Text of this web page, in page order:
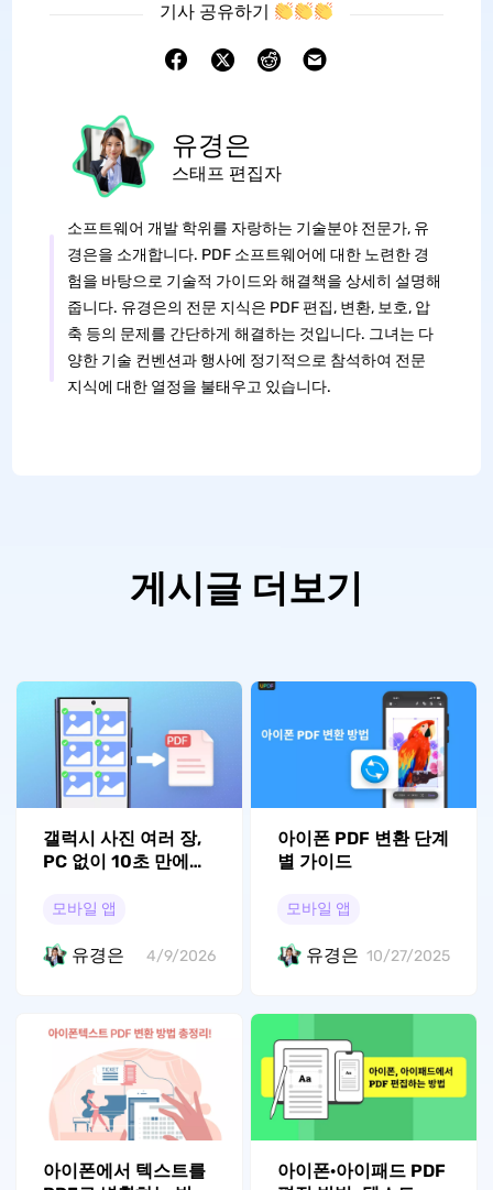
기사 공유하기
유경은
스태프 편집자
소프트웨어 개발 학위를 자랑하는 기술분야 전문가, 유
경은을 소개합니다. PDF 소프트웨어에 대한 노련한 경
험을 바탕으로 기술적 가이드와 해결책을 상세히 설명해
줍니다. 유경은의 전문 지식은 PDF 편집, 변환, 보호, 압
축 등의 문제를 간단하게 해결하는 것입니다. 그녀는 다
양한 기술 컨벤션과 행사에 정기적으로 참석하여 전문
지식에 대한 열정을 불태우고 있습니다.
게시글 더보기
갤럭시 사진 여러 장,
PC 없이 10초 만에
모바일 앱
유경은 4/9/2026
아이폰 PDF 변환 단계
별 가이드
모바일 앱
유경은 10/27/2025
아이폰에서 텍스트를
아이폰·아이패드 PDF